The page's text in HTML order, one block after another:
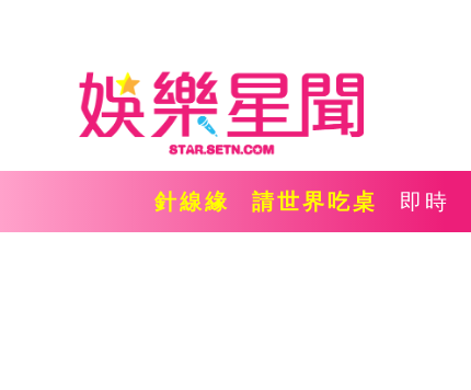
針線緣 請世界吃桌 即時